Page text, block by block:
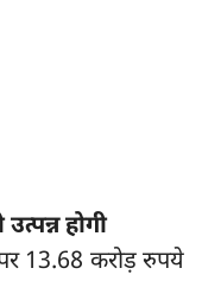
होगी
13.68 करोड़ रुपये